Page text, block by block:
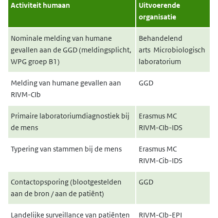
Activiteit humaan
Uitvoerende
organisatie
Nominale melding van humane
gevallen aan de GGD (meldingsplicht,
WPG groep B1)
Behandelend
arts Microbiologisch
laboratorium
Melding van humane gevallen aan
RIVM-CIb
GGD
Primaire laboratoriumdiagnostiek bij
de mens
Erasmus MC
RIVM-CIb-IDS
Typering van stammen bij de mens
Erasmus MC
RIVM-Cib-IDS
Contactopsporing (blootgestelden
aan de bron / aan de patiënt)
GGD
Landelijke surveillance van patiënten RIVM-CIb-EPI